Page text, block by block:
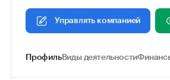
Управлять компанией
ПрофильВиды деятельности